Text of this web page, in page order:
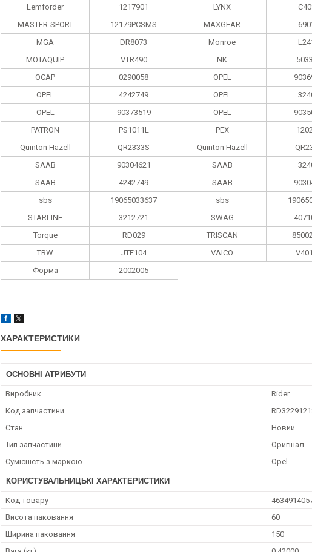
Lemforder
1217901 LYNX
MASTER-SPORT
12179PCSMS MAXGEAR
MGA
DR8073 Monroe
MOTAQUIP
VTR490 NK
OCAP
0290058 OPEL
OPEL
4242749 OPEL
OPEL
90373519 OPEL
PATRON
PS1011L PEX
Quinton Hazell
QR2333S Quinton Hazell
SAAB
90304621 SAAB
SAAB
4242749 SAAB
sbs
19065033637 sbs
STARLINE
3212721 SWAG
Torque
RD029 TRISCAN
TRW
JTE104 VAICO
Форма
2002005
ХАРАКТЕРИСТИКИ
ОСНОВНІ АТРИБУТИ
Виробник
Rider
Код запчастини
Стан
Новий
Тип запчастини
Оригінал
Сумісність з маркою
Opel
КОРИСТУВАЛЬНИЦЬКІ ХАРАКТЕРИСТИКИ
Код товару
Висота паковання
60
Ширина паковання
150